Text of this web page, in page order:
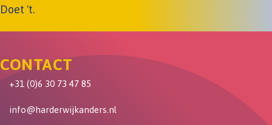
Doet 't.
CONTACT
+31 (0)6 30 73 47 85
info@harderwijkanders.nl